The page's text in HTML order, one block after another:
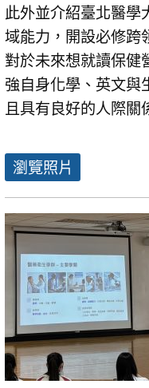
此外並介紹臺北醫學
域能力，開設必修跨
對於未來想就讀保健
強自身化學、英文與
且具有良好的人際關
瀏覽照片